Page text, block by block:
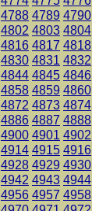
4788 4789 4790
4802 4803 4804
4816 4817 4818
4830 4831 4832
4844 4845 4846
4858 4859 4860
4872 4873 4874
4886 4887 4888
4900 4901 4902
4914 4915 4916
4928 4929 4930
4942 4943 4944
4956 4957 4958